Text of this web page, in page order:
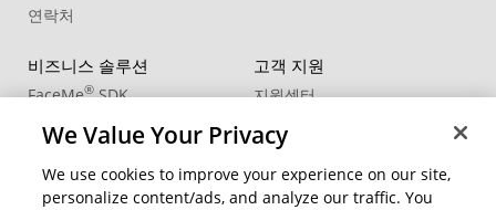
연락처
비즈니스 솔루션
FaceMe®SDK
고객 지원
지원센터
학습 센터
We Value Your Privacy
We use cookies to improve your experience on our site,
personalize content/ads, and analyze our traffic. You